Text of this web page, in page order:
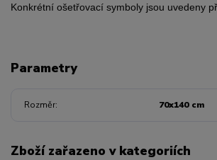
Konkrétní ošetřovací symboly jsou uvedeny
Parametry
Rozměr 70x140 cm
Zboží zařazeno v kategoriích